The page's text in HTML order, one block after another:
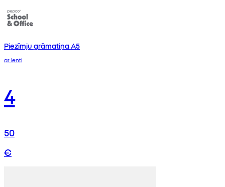
Piezīmju grāmatiņa A5
ar lenti
4
50
€